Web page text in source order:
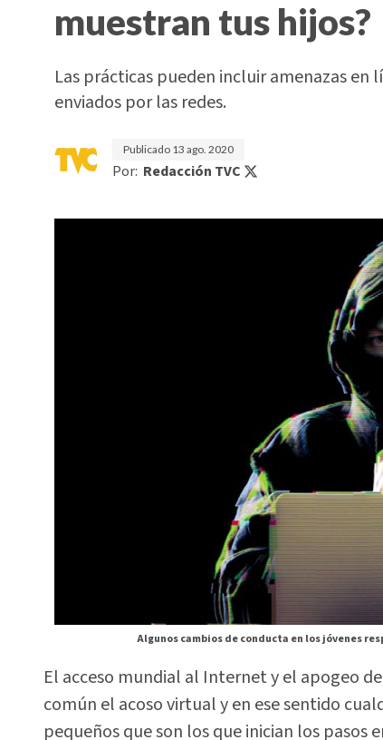
muestran tus hijos?
Las prácticas pueden incluir amenazas en
enviados por las redes.
Publicado 13 ago. 2020
Por: Redacción TVC
Algunos cambios de conducta en los jóvenes
El acceso mundial al Internet y el apogeo
común el acoso virtual y en ese sentido
pequeños que son los que inician los pasos